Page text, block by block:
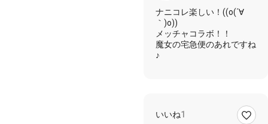
ナニコレ楽しい！((o(´∀
｀)o))
メッチャコラボ！！
魔女の宅急便のあれですね
♪
いいね1